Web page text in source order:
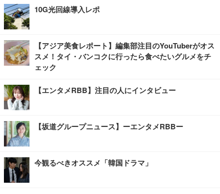
10G光回線導入レポ
【アジア美食レポート】編集部注目のYouTuberがオス
スメ！タイ・バンコクに行ったら食べたいグルメをチ
ェック
【エンタメRBB】注目の人にインタビュー
【坂道グループニュース】ーエンタメRBBー
今観るべきオススメ「韓国ドラマ」